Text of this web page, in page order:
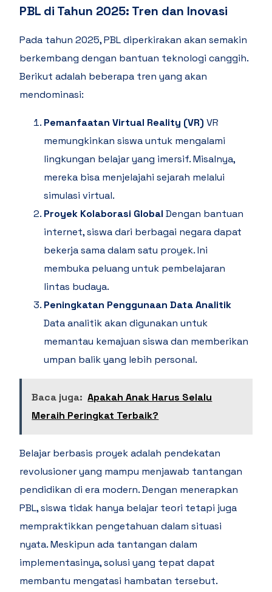
PBL di Tahun 2025: Tren dan Inovasi
Pada tahun 2025, PBL diperkirakan akan semakin
berkembang dengan bantuan teknologi canggih.
Berikut adalah beberapa tren yang akan
mendominasi:
Pemanfaatan Virtual Reality (VR) VR
memungkinkan siswa untuk mengalami
lingkungan belajar yang imersif. Misalnya,
mereka bisa menjelajahi sejarah melalui
simulasi virtual.
Proyek Kolaborasi Global Dengan bantuan
internet, siswa dari berbagai negara dapat
bekerja sama dalam satu proyek. Ini
membuka peluang untuk pembelajaran
lintas budaya.
Peningkatan Penggunaan Data Analitik
Data analitik akan digunakan untuk
memantau kemajuan siswa dan memberikan
umpan balik yang lebih personal.
Baca juga: Apakah Anak Harus Selalu
Meraih Peringkat Terbaik?
Belajar berbasis proyek adalah pendekatan
revolusioner yang mampu menjawab tantangan
pendidikan di era modern. Dengan menerapkan
PBL, siswa tidak hanya belajar teori tetapi juga
mempraktikkan pengetahuan dalam situasi
nyata. Meskipun ada tantangan dalam
implementasinya, solusi yang tepat dapat
membantu mengatasi hambatan tersebut.